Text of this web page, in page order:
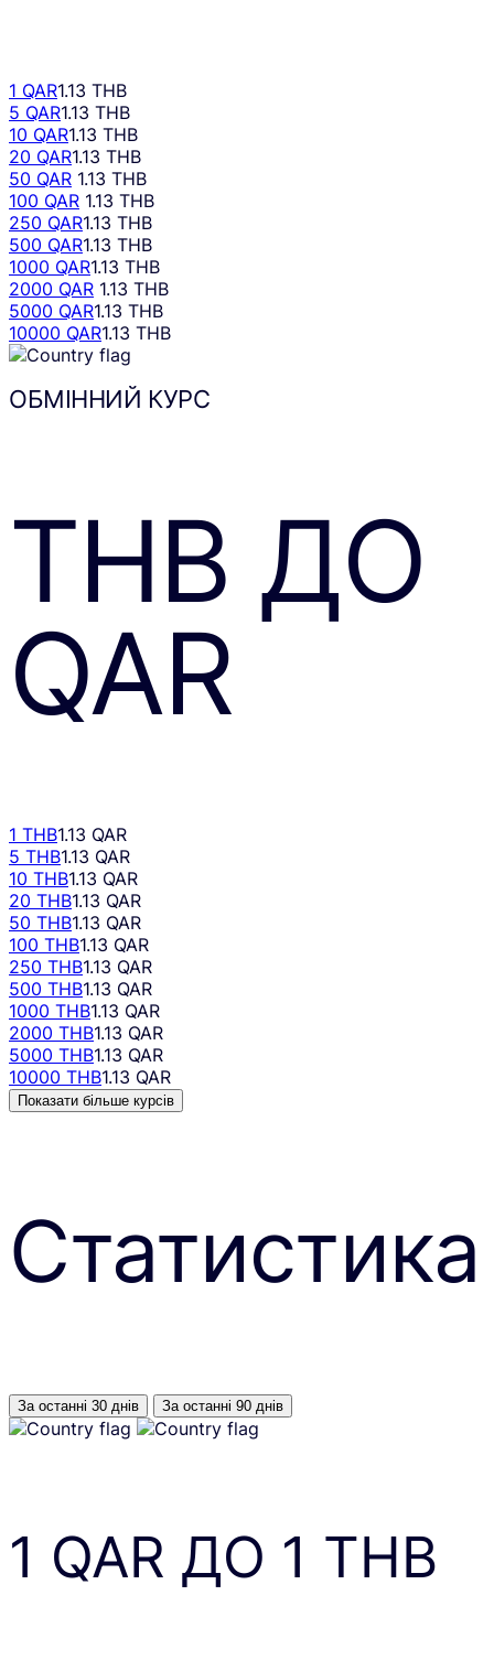
1 QAR1.13 THB
5 QAR1.13 THB
10 QAR1.13 THB
20 QAR1.13 THB
50 QAR 1.13 THB
100 QAR 1.13 THB
250 QAR1.13 THB
500 QAR1.13 THB
1000 QAR1.13 THB
2000 QAR 1.13 THB
5000 QAR1.13 THB
10000 QAR1.13 THB
ОБМІННИЙ КУРС
THB ДО
QAR
1 THB1.13 QAR
5 THB1.13 QAR
10 THB1.13 QAR
20 THB1.13 QAR
50 THB1.13 QAR
100 THB1.13 QAR
250 THB1.13 QAR
500 THB1.13 QAR
1000 THB1.13 QAR
2000 THB1.13 QAR
5000 THB1.13 QAR
10000 THB1.13 QAR
Показати більше курсів
Статистика
За останні 30 днів За останні 90 днів
1 QAR ДО 1 THB